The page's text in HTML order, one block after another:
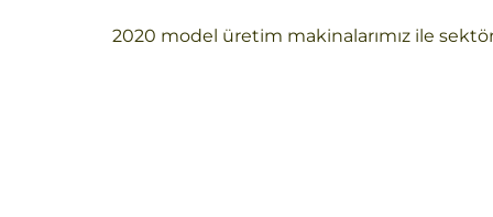
2020 model üretim makinalarımız ile